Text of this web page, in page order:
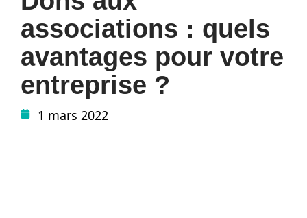
associations : quels
avantages pour votre
entreprise ?
1 mars 2022